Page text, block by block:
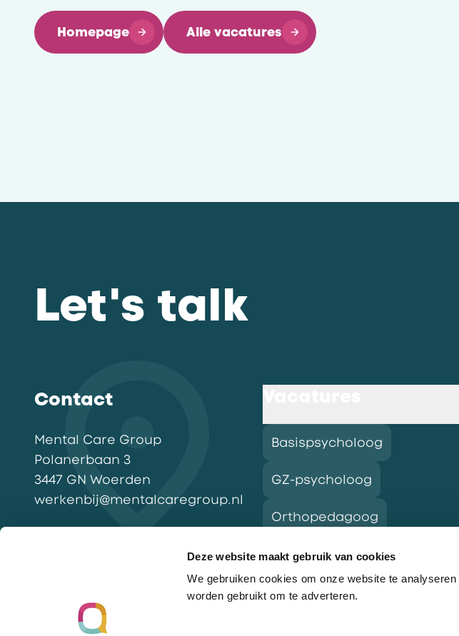
Deze website maakt gebruik van cookies
We gebruiken cookies om onze website te
worden gebruikt om te adverteren.
Homepage Alle vacatures
Let's talk
Contact
Mental Care Group
Polanerbaan 3
3447 GN Woerden
werkenbij@mentalcaregroup.nl
Basispsycholoog
GZ-psycholoog
Orthopedagoog
Ga naar de homepagina
Vacatures